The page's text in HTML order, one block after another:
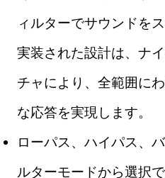
ィルターでサウンドを
実装された設計は、ナ
チャにより、全範囲に
な応答を実現します。
ローパス、ハイパス、
ルターモードから選択